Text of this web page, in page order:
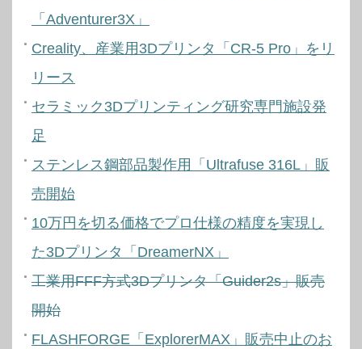
「Adventurer3X」
Creality、産業用3Dプリンタ「CR-5 Pro」をリ
リース
セラミック3Dプリンティング研究専門施設発
足
ステンレス鋼部品製作用「Ultrafuse 316L」販
売開始
10万円を切る価格でプロ仕様の精度を実現し
た3Dプリンタ「DreamerNX」
工業用FFF方式3Dプリンタ「Guider2s」販売
開始
FLASHFORGE「ExplorerMAX」販売中止のお